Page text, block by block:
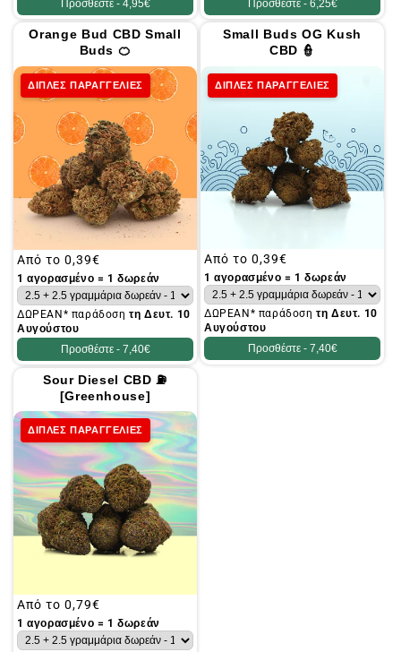
Προσθέστε - 4,95€ Προσθέστε - 6,25€
Orange Bud CBD Small
Buds 🍊
ΔΙΠΛΕΣ ΠΑΡΑΓΓΕΛΙΕΣ
Συνήθης
τιμή
Από το 0,39€
1 αγορασμένο = 1 δωρεάν
ΔΩΡΕΑΝ* παράδοσητη Δευτ. 10
Αυγούστου
Προσθέστε - 7,40€
Small Buds OG Kush
CBD 👮
ΔΙΠΛΕΣ ΠΑΡΑΓΓΕΛΙΕΣ
Συνήθης
τιμή
Από το 0,39€
1 αγορασμένο = 1 δωρεάν
ΔΩΡΕΑΝ* παράδοσητη Δευτ. 10
Αυγούστου
Προσθέστε - 7,40€
Sour Diesel CBD ⛽
[Greenhouse]
ΔΙΠΛΕΣ ΠΑΡΑΓΓΕΛΙΕΣ
Συνήθης
τιμή
Από το 0,79€
1 αγορασμένο = 1 δωρεάν